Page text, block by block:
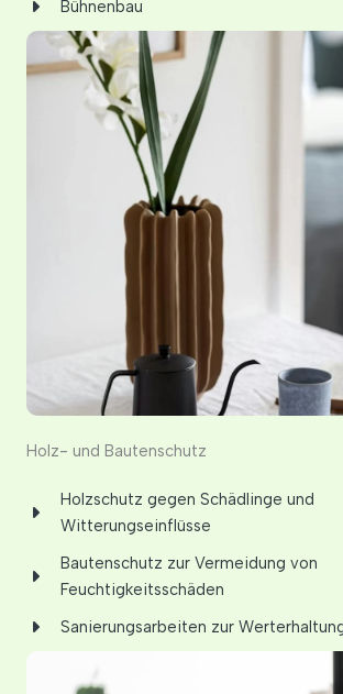
Bühnenbau
Holz- und Bautenschutz
Holzschutz gegen Schädlinge und
Witterungseinflüsse
Bautenschutz zur Vermeidung von
Feuchtigkeitsschäden
Sanierungsarbeiten zur